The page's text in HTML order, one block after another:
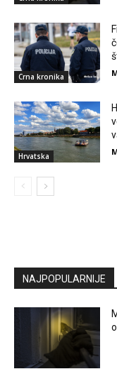
Crna kronika
Hrvatska
NAJPOPULARNIJE